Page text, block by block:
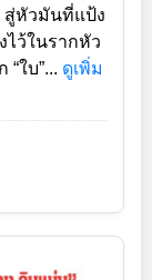
สู่หัวมันที่แป้ง
ว้ในรากหัว
ใบ”... ดูเพิ่ม